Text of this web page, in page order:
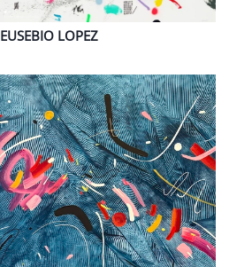
EUSEBIO LOPEZ